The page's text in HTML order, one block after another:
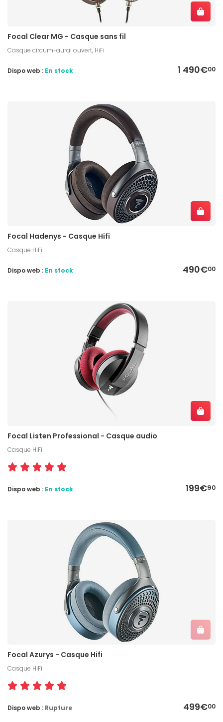
Focal Clear MG - Casque sans fil
Casque circum-aural ouvert, HiFi
1 490€00
Dispo web : En stock
Focal Hadenys - Casque Hifi
Casque HiFi
490€00
Dispo web : En stock
Focal Listen Professional - Casque audio
Casque HiFi
199€90
Dispo web : En stock
Focal Azurys - Casque Hifi
Casque HiFi
499€00
Dispo web : Rupture